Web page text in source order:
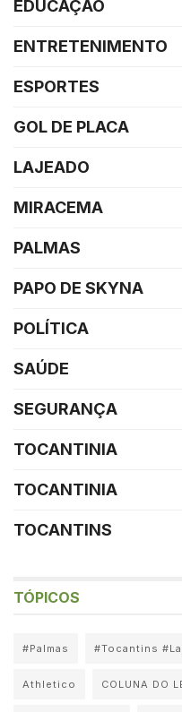
EDUCAÇÃO
ENTRETENIMENTO
ESPORTES
GOL DE PLACA
LAJEADO
MIRACEMA
PALMAS
PAPO DE SKYNA
POLÍTICA
SAÚDE
SEGURANÇA
TOCANTINIA
TOCANTINIA
TOCANTINS
TÓPICOS
#Palmas #Tocantins
Athletico COLUNA DO